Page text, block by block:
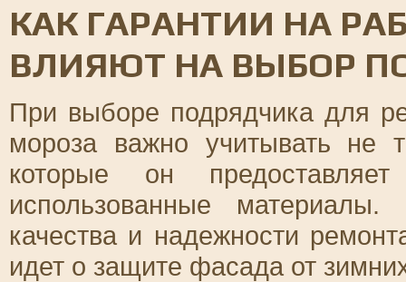
КАК ГАРАНТИИ НА
ВЛИЯЮТ НА ВЫБОР
При выборе подрядчика для
мороза важно учитывать не
которые он
использованные
качества и надежности
идет о защите фасада от